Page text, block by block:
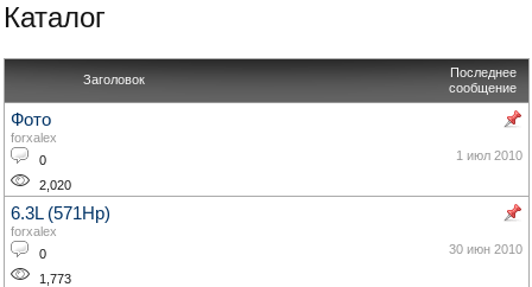
Каталог
Заголовок
Последнее
сообщение
Фото
forxalex
0
2,020
1 июл 2010
6.3L (571Hp)
forxalex
0
1,773
30 июн 2010